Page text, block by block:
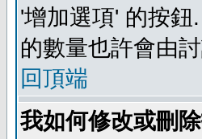
'增加選項' 的按
的數量也許會由
回頂端
我如何修改或刪